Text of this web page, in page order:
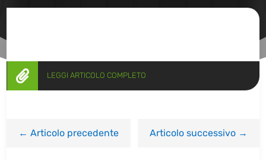
 LEGGI ARTICOLO COMPLETO
←Articolo precedente Articolo successivo→